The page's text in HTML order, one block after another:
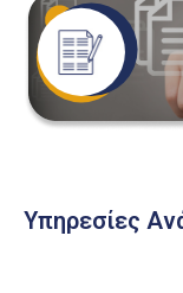
Υπηρεσίες